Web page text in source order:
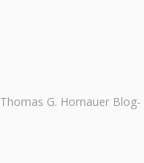
Thomas G. Hornauer Blog-